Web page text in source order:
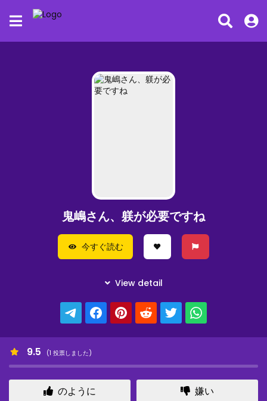
鬼嶋さん、躾が必要ですね
今すぐ読む
9.5 (1 投票しました)
のように 嫌い